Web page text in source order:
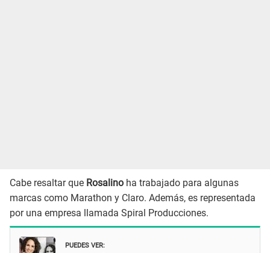
Cabe resaltar que Rosalino ha trabajado para algunas
marcas como Marathon y Claro. Además, es representada
por una empresa llamada Spiral Producciones.
PUEDES VER: